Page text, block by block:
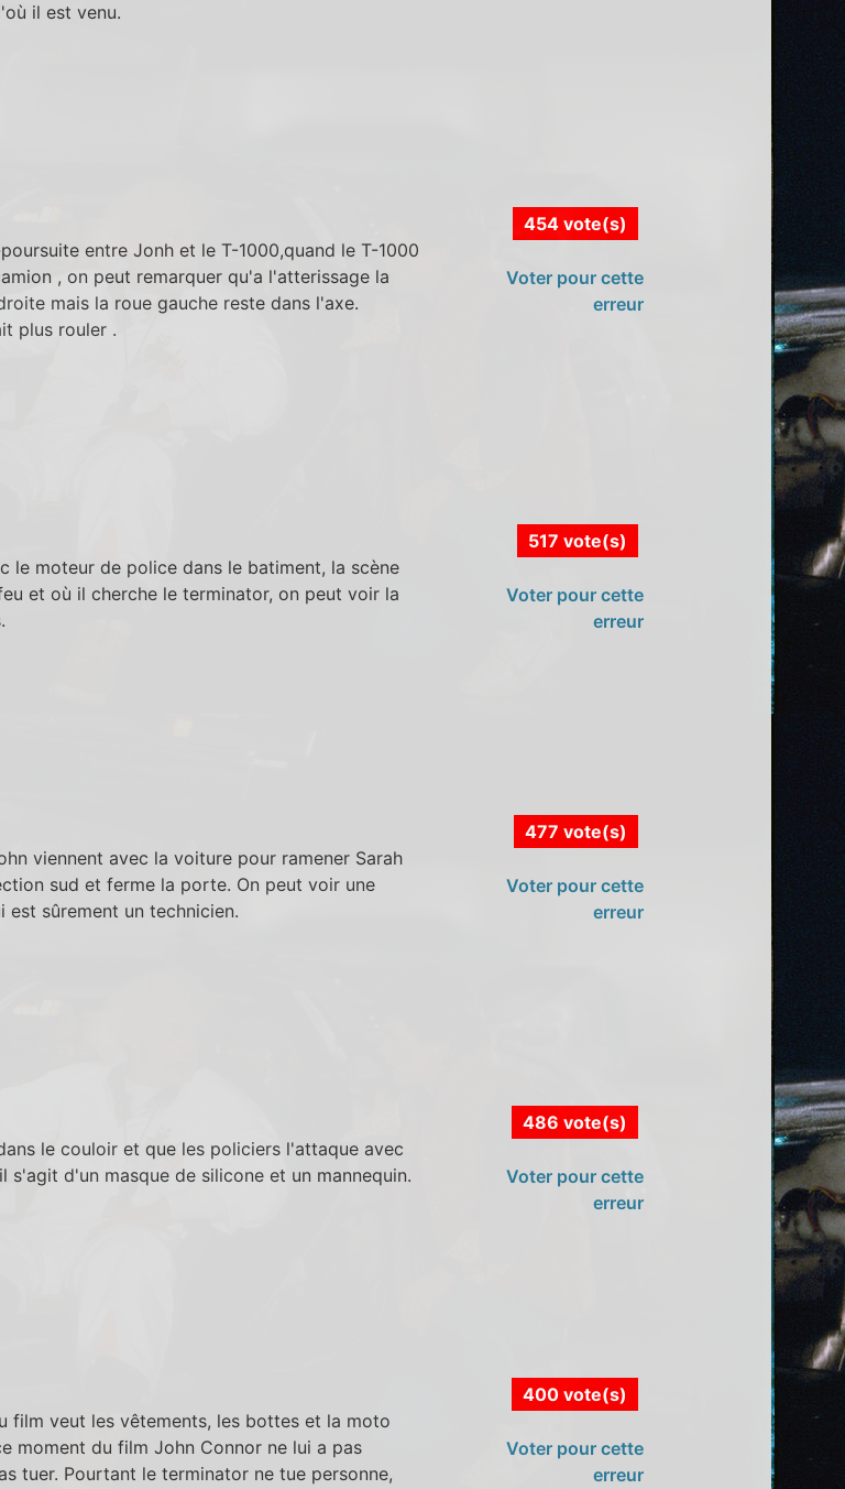
il est venu.
entre Jonh et le T-1000,quand le T-1000
, on peut remarquer qu'a l'atterissage la
mais la roue gauche reste dans l'axe.
plus rouler .
454 vote(s)
Voter pour cette
erreur
le moteur de police dans le batiment, la scène
et où il cherche le terminator, on peut voir la
517 vote(s)
Voter pour cette
erreur
viennent avec la voiture pour ramener Sarah
sud et ferme la porte. On peut voir une
est sûrement un technicien.
477 vote(s)
Voter pour cette
erreur
le couloir et que les policiers l'attaque avec
s'agit d'un masque de silicone et un mannequin.
486 vote(s)
Voter pour cette
erreur
film veut les vêtements, les bottes et la moto
moment du film John Connor ne lui a pas
tuer. Pourtant le terminator ne tue personne,
400 vote(s)
Voter pour cette
erreur